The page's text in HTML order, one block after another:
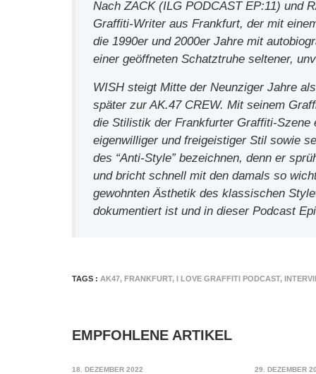
Nach ZACK (ILG PODCAST EP:11) und
Graffiti-Writer aus Frankfurt, der mit
die 1990er und 2000er Jahre mit
einer geöffneten Schatztruhe seltener,
WISH steigt Mitte der Neunziger Jahre
später zur AK.47 CREW. Mit seinem
die Stilistik der Frankfurter Graffiti-Szene
eigenwilliger und freigeistiger Stil sowie
des “Anti-Style” bezeichnen, denn er
und bricht schnell mit den damals so
gewohnten Ästhetik des klassischen
dokumentiert ist und in dieser Podcast
TAGS : AK47, FRANKFURT, I LOVE GRAFFITI PODCAST,
EMPFOHLENE ARTIKEL
18. DEZEMBER 2022 29. DEZEMBER